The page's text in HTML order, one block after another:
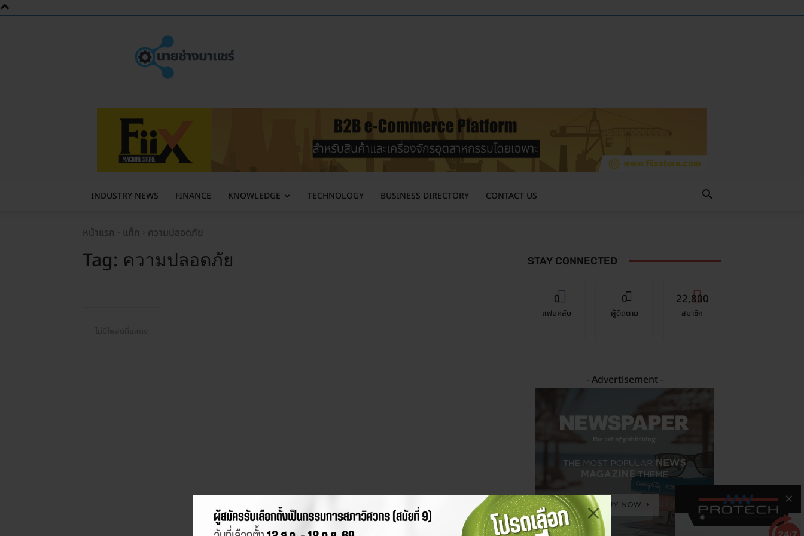
ช่าง
INDUSTRY NEWS FINANCE KNOWLEDGE TECHNOLOGY BUSINESS DIRECTORY CONTACT US
หน้าแรก แท็ก ความปลอดภัย
Tag: ความปลอดภัย STAY CONNECTED
0
แฟนคลับ
0
ผู้ติดตาม
22,800
สมาชิก
- Advertisement -
×